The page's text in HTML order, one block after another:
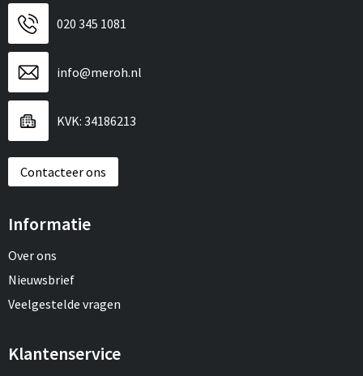
020 345 1081
info@meroh.nl
KVK: 34186213
Contacteer ons
Informatie
Over ons
Nieuwsbrief
Veelgestelde vragen
Klantenservice